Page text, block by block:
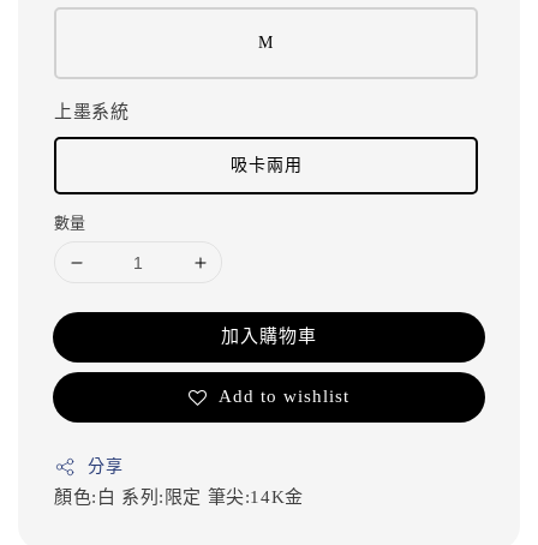
M
上墨系統
吸卡兩用
數量
加入購物車
Add to wishlist
分享
顏色:白 系列:限定 筆尖:14K金